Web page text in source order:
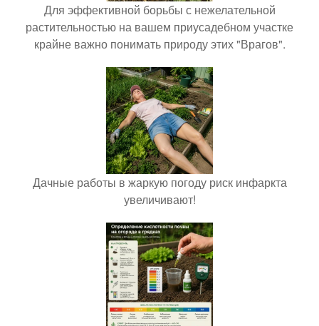
Для эффективной борьбы с нежелательной
растительностью на вашем приусадебном участке
крайне важно понимать природу этих "Врагов".
Дачные работы в жаркую погоду риск инфаркта
увеличивают!